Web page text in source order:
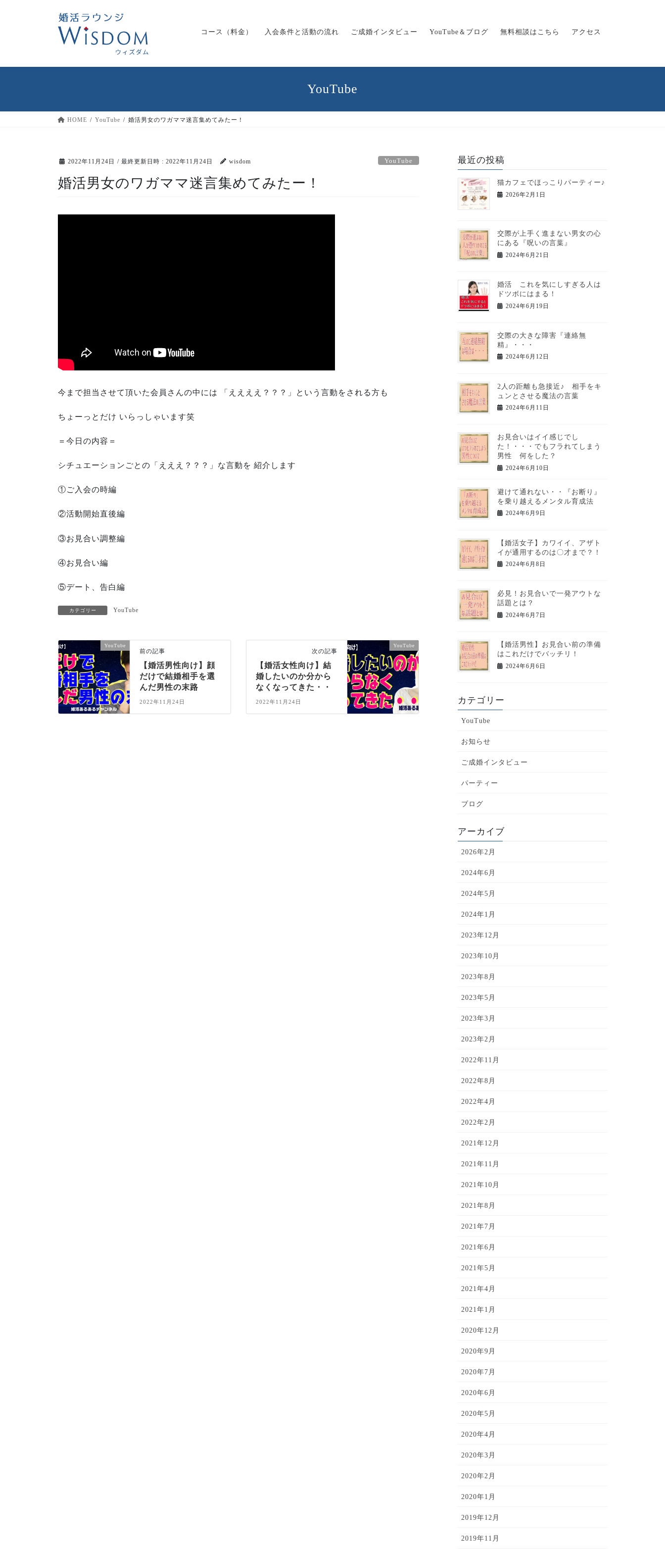
プ
動
コース（料金） 入会条件と活動の流れ ご成婚インタビュー YouTube＆ブログ 無料相談はこちら アクセス
YouTube
HOME YouTube 婚活男女のワガママ迷言集めてみたー！
2022年11月24日 / 最終更新日時 : 2022年11月24日 wisdom YouTube
婚活男女のワガママ迷言集めてみたー！
今まで担当させて頂いた会員さんの中には 「ええええ？？？」という言動をされる方も
ちょーっとだけ いらっしゃいます笑
＝今日の内容＝
シチュエーションごとの「えええ？？？」な言動を 紹介します
①ご入会の時編
②活動開始直後編
③お見合い調整編
④お見合い編
⑤デート、告白編
カテゴリー YouTube
YouTube
前の記事
【婚活男性向け】顔
だけで結婚相手を選
んだ男性の末路
2022年11月24日
YouTube
次の記事
【婚活女性向け】結
婚したいのか分から
なくなってきた・・
2022年11月24日
最近の投稿
猫カフェでほっこりパーティー♪
2026年2月1日
交際が上手く進まない男女の心
にある『呪いの言葉』
2024年6月21日
婚活 これを気にしすぎる人は
ドツボにはまる！
2024年6月19日
交際の大きな障害『連絡無
精』・・・
2024年6月12日
2人の距離も急接近♪ 相手をキ
ュンとさせる魔法の言葉
2024年6月11日
お見合いはイイ感じでし
た！・・・でもフラれてしまう
男性 何をした？
2024年6月10日
避けて通れない・・『お断り』
を乗り越えるメンタル育成法
2024年6月9日
【婚活女子】カワイイ、アザト
イが通用するのは〇才まで？！
2024年6月8日
必見！お見合いで一発アウトな
話題とは？
2024年6月7日
【婚活男性】お見合い前の準備
はこれだけでバッチリ！
2024年6月6日
カテゴリー
YouTube
お知らせ
ご成婚インタビュー
パーティー
ブログ
アーカイブ
2026年2月
2024年6月
2024年5月
2024年1月
2023年12月
2023年10月
2023年8月
2023年5月
2023年3月
2023年2月
2022年11月
2022年8月
2022年4月
2022年2月
2021年12月
2021年11月
2021年10月
2021年8月
2021年7月
2021年6月
2021年5月
2021年4月
2021年1月
2020年12月
2020年9月
2020年7月
2020年6月
2020年5月
2020年4月
2020年3月
2020年2月
2020年1月
2019年12月
2019年11月